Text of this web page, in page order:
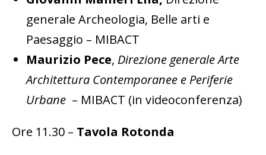
generale Archeologia, Belle arti e
Paesaggio – MIBACT
Maurizio Pece, Direzione generale Arte
Architettura Contemporanee e Periferie
Urbane – MIBACT (in videoconferenza)
Ore 11.30 – Tavola Rotonda